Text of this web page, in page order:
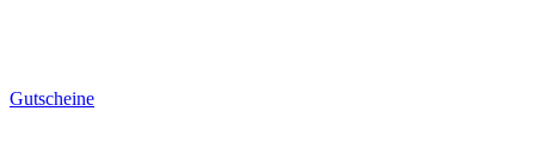
Gutscheine